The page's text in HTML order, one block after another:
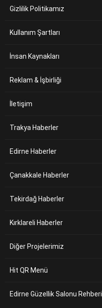
Gizlilik Politikamız
Kullanım Şartları
İnsan Kaynakları
Reklam & İşbirliği
İletişim
Trakya Haberler
Edirne Haberler
Çanakkale Haberler
Tekirdağ Haberler
Kırklareli Haberler
Diğer Projelerimiz
Hit QR Menü
Edirne Güzellik Salonu Rehberi